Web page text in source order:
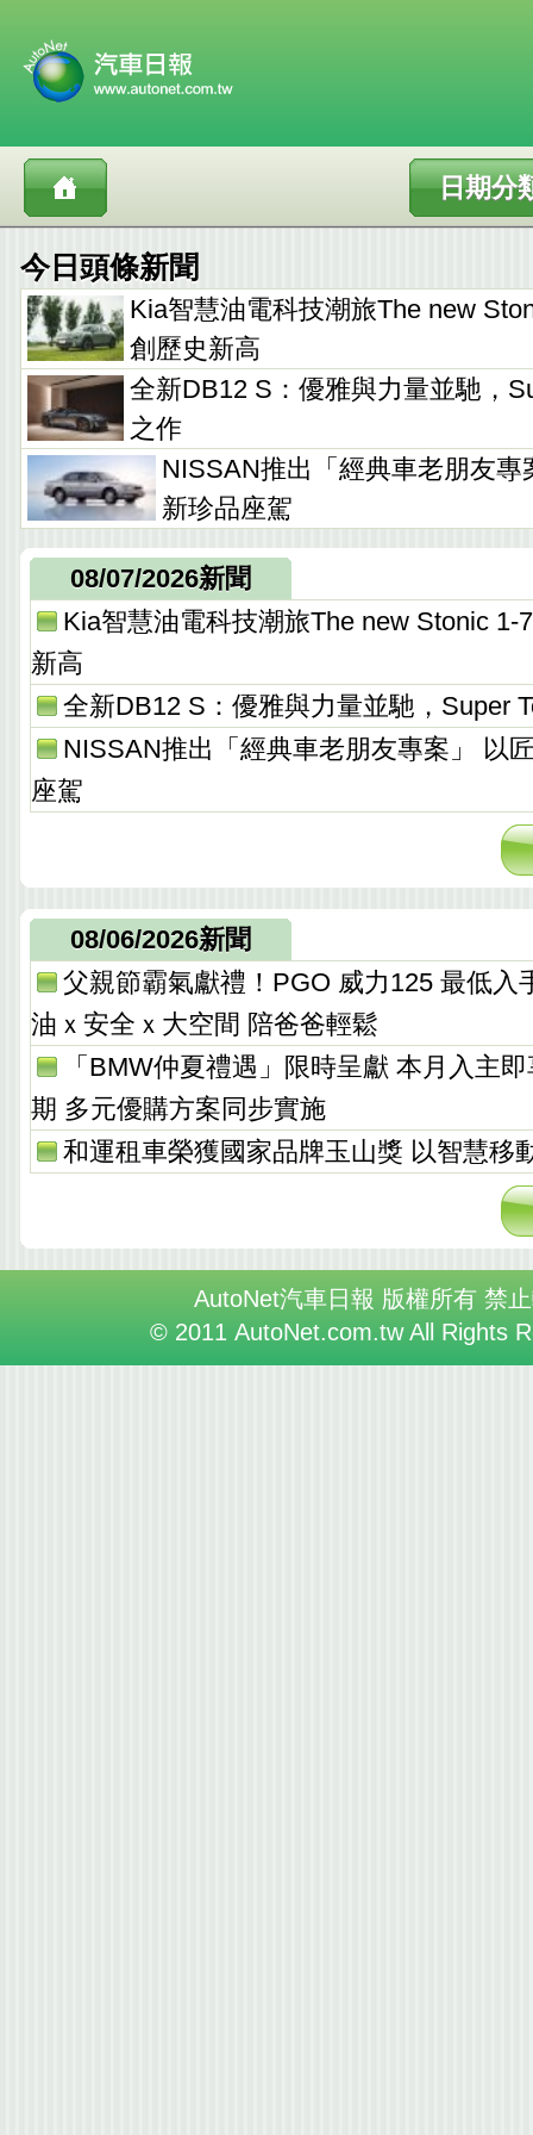
日期分
今日頭條新聞
Kia智慧油電科技潮旅The new
創歷史新高
全新DB12 S：優雅與力量並馳，
之作
NISSAN推出「經典車老朋友專
新珍品座駕
08/07/2026新聞
Kia智慧油電科技潮旅The new Stonic 1-
新高
全新DB12 S：優雅與力量並馳，Super
NISSAN推出「經典車老朋友專案」 以
座駕
08/06/2026新聞
父親節霸氣獻禮！PGO 威力125 最低入
油ｘ安全ｘ大空間 陪爸爸輕鬆
「BMW仲夏禮遇」限時呈獻 本月入主
期 多元優購方案同步實施
和運租車榮獲國家品牌玉山獎 以智慧移
AutoNet汽車日報 版權所有 禁
© 2011 AutoNet.com.tw All Rights